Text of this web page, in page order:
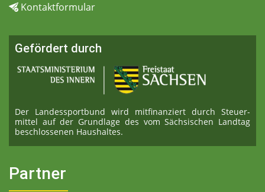
Kontaktformular
Gefördert durch
Der Landessportbund wird mitfinanziert durch Steuer­
mittel auf der Grundlage des vom Sächsischen Landtag
beschlossenen Haushaltes.
Partner